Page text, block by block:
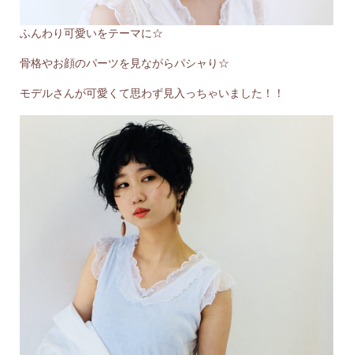
ふんわり可愛いをテーマに☆
骨格やお顔のパーツを見ながらパシャり☆
モデルさんが可愛くて思わず見入っちゃいました！！